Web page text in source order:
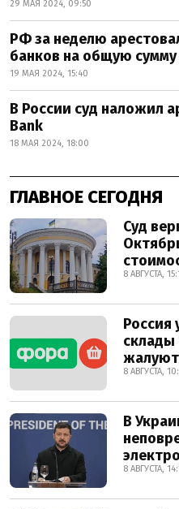
29 МАЯ 2024, 09:50
РФ за неделю
банков на общую
19 МАЯ 2024, 15:40
В России суд наложил
Bank
18 МАЯ 2024, 18:00
ГЛАВНОЕ СЕГОДНЯ
Суд
8 АВГУСТА,
8 АВГУСТА,
В
8 АВГУСТА,